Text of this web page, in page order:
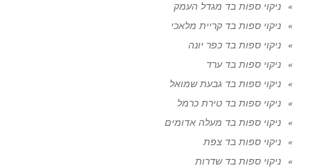
ניקוי ספות בד מגדל העמק
ניקוי ספות בד קריית מלאכי
ניקוי ספות בד כפר יונה
ניקוי ספות בד ערד
ניקוי ספות בד גבעת שמואל
ניקוי ספות בד טירת כרמל
ניקוי ספות בד מעלה אדומים
ניקוי ספות בד צפת
ניקוי ספות בד שדרות